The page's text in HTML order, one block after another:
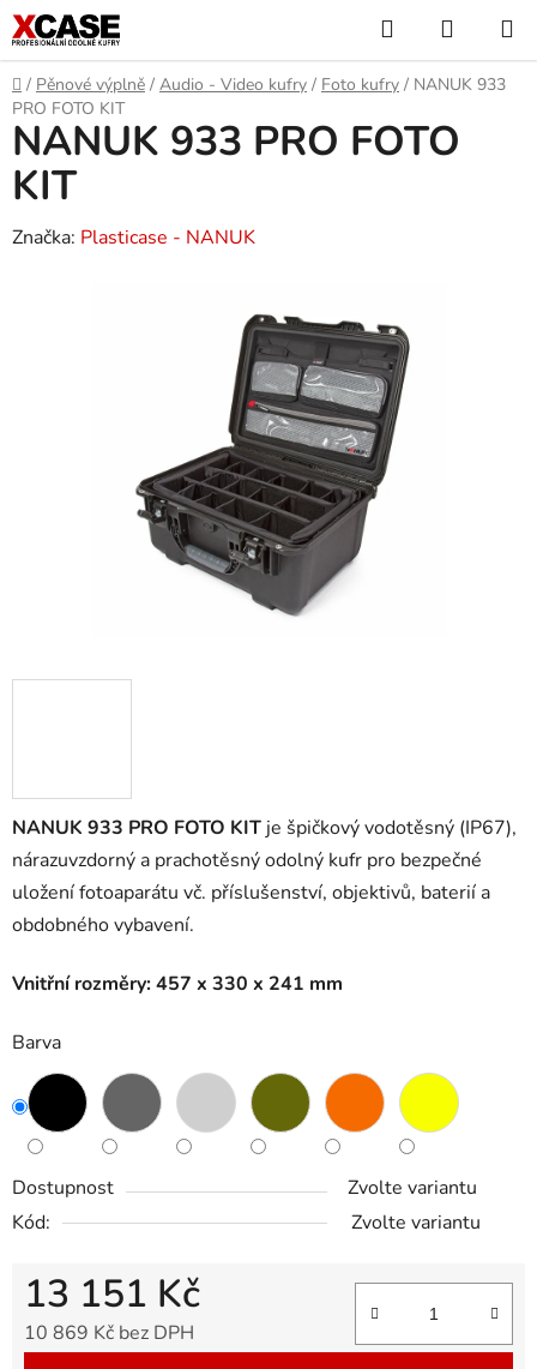
Přejít
na
obsah
Hledat
KOŠÍK
Domů
/ Pěnové výplně / Audio - Video kufry / Foto kufry / NANUK 933
PRO FOTO KIT
NANUK 933 PRO FOTO KIT je špičkový vodotěsný (IP67),
nárazuvzdorný a prachotěsný odolný kufr pro bezpečné
uložení fotoaparátu vč. příslušenství, objektivů, baterií a
obdobného vybavení.
Vnitřní rozměry: 457 x 330 x 241 mm
Barva
Dostupnost
Zvolte variantu
Kód:
Zvolte variantu
13 151 Kč
10 869 Kč bez DPH
NANUK 933 PRO FOTO
KIT
Značka: Plasticase - NANUK